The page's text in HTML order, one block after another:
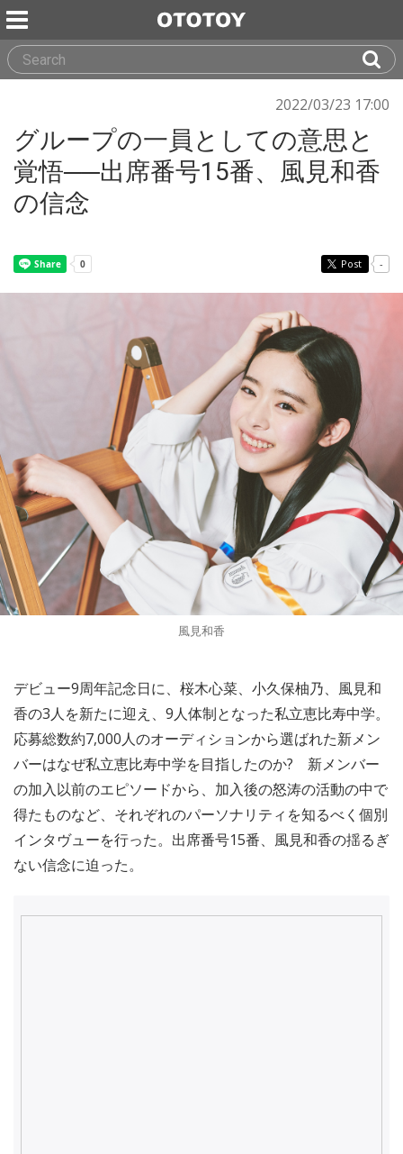
2022/03/23 17:00
グループの一員としての意思と
覚悟──出席番号15番、風見和香
の信念
Post -
風見和香
デビュー9周年記念日に、桜木心菜、小久保柚乃、風見和
香の3人を新たに迎え、9人体制となった私立恵比寿中学。
応募総数約7,000人のオーディションから選ばれた新メン
バーはなぜ私立恵比寿中学を目指したのか? 新メンバー
の加入以前のエピソードから、加入後の怒涛の活動の中で
得たものなど、それぞれのパーソナリティを知るべく個別
インタヴューを行った。出席番号15番、風見和香の揺るぎ
ない信念に迫った。